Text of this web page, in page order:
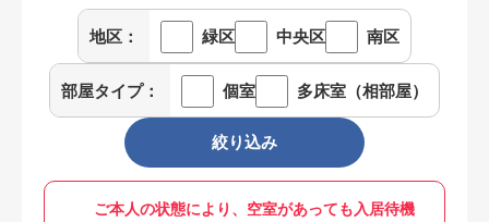
地区： 緑区 中央区 南区
部屋タイプ： 個室 多床室（相部屋）
ご本人の状態により、空室があっても入居待機